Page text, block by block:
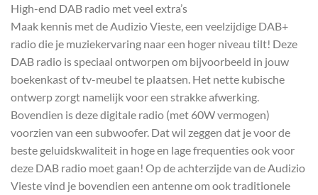
High-end DAB radio met veel extra’s
Maak kennis met de Audizio Vieste, een veelzijdige DAB+
radio die je muziekervaring naar een hoger niveau tilt! Deze
DAB radio is speciaal ontworpen om bijvoorbeeld in jouw
boekenkast of tv-meubel te plaatsen. Het nette kubische
ontwerp zorgt namelijk voor een strakke afwerking.
Bovendien is deze digitale radio (met 60W vermogen)
voorzien van een subwoofer. Dat wil zeggen dat je voor de
beste geluidskwaliteit in hoge en lage frequenties ook voor
deze DAB radio moet gaan! Op de achterzijde van de Audizio
Vieste vind je bovendien een antenne om ook traditionele